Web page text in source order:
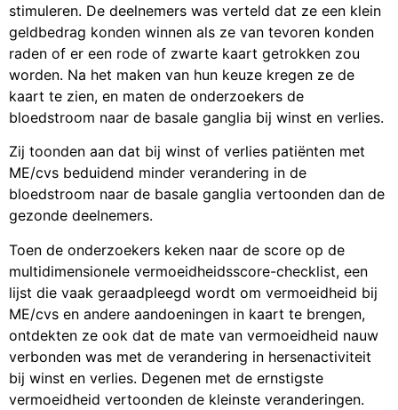
stimuleren. De deelnemers was verteld dat ze een klein
geldbedrag konden winnen als ze van tevoren konden
raden of er een rode of zwarte kaart getrokken zou
worden. Na het maken van hun keuze kregen ze de
kaart te zien, en maten de onderzoekers de
bloedstroom naar de basale ganglia bij winst en verlies.
Zij toonden aan dat bij winst of verlies patiënten met
ME/cvs beduidend minder verandering in de
bloedstroom naar de basale ganglia vertoonden dan de
gezonde deelnemers.
Toen de onderzoekers keken naar de score op de
multidimensionele vermoeidheidsscore-checklist, een
lijst die vaak geraadpleegd wordt om vermoeidheid bij
ME/cvs en andere aandoeningen in kaart te brengen,
ontdekten ze ook dat de mate van vermoeidheid nauw
verbonden was met de verandering in hersenactiviteit
bij winst en verlies. Degenen met de ernstigste
vermoeidheid vertoonden de kleinste veranderingen.